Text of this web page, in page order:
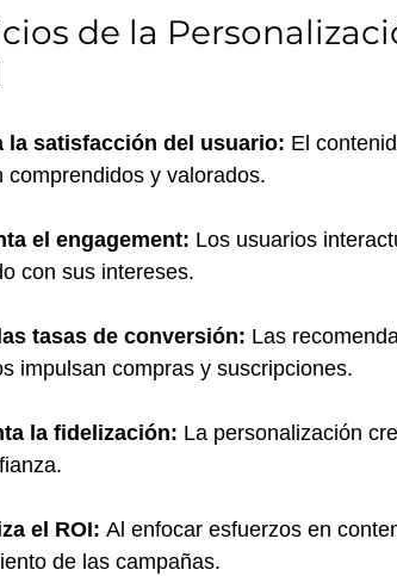
de la
la satisfacción del usuario: El
comprendidos y valorados.
el engagement: Los usuarios
con sus intereses.
tasas de conversión: Las
impulsan compras y suscripciones.
la fidelización: La personalización
el ROI: Al enfocar esfuerzos en
de las campañas.